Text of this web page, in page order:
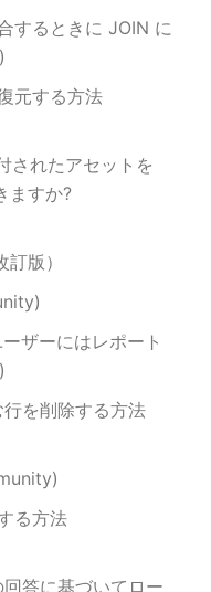
するときに JOIN に
元する方法
されたアセットを
ますか?
版）
ザーにはレポート
を削除する方法
る方法
答に基づいてロー